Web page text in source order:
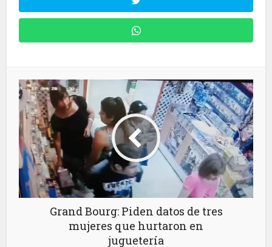
Grand Bourg: Piden datos de tres
mujeres que hurtaron en
juguetería